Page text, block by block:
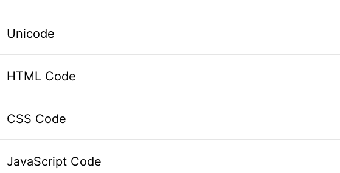
Unicode
HTML Code
CSS Code
JavaScript Code